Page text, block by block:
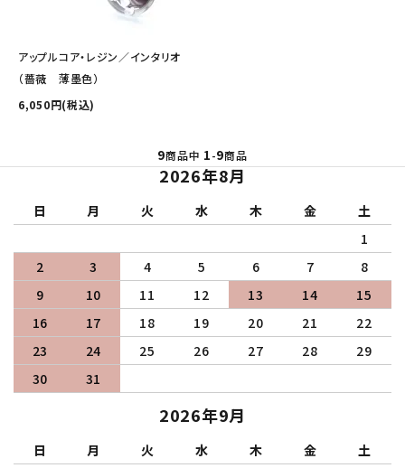
アップルコア・レジン／インタリオ
（薔薇 薄墨色）
6,050円(税込)
9商品中 1-9商品
2026年8月
日 月 火 水 木 金
土
1
2
3 4 5 6 7
8
9
10 11 12 13 14
15
16
17 18 19 20 21
22
23
24 25 26 27 28
29
30
31
2026年9月
日 月 火 水 木 金
土